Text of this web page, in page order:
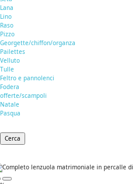
Lana
Lino
Raso
Pizzo
Georgette/chiffon/organza
Pailettes
Velluto
Tulle
Feltro e pannolenci
Fodera
offerte/scampoli
Natale
Pasqua
Cerca